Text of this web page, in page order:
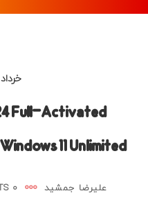
خرداد ۱۲, ۱۴۰۵
Full-Activated
11 Unlimited
علیرضا جمشید 0 COMMENTS